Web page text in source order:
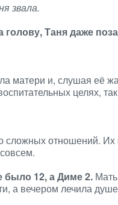
звала.
голову, Таня даже
матери и, слушая её
целях,
сложных отношений.
было 12, а Диме 2.
а вечером лечила